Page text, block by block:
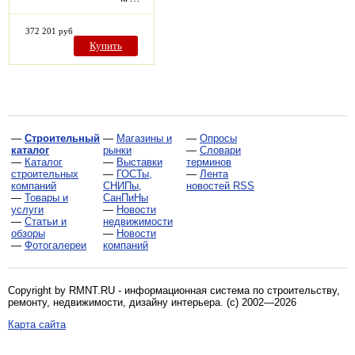
372 201 руб
Купить
— Строительный
каталог
— Каталог
строительных
компаний
— Товары и
услуги
— Статьи и
обзоры
— Фотогалереи
— Магазины и
рынки
— Выставки
— ГОСТы,
СНИПы,
СанПиНы
— Новости
недвижимости
— Новости
компаний
— Опросы
— Словари
терминов
— Лента
новостей RSS
Copyright by RMNT.RU - информационная система по строительству,
ремонту, недвижимости, дизайну интерьера. (c) 2002—2026
Карта сайта